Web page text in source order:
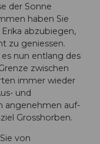
der Sonne
haben Sie
abzubiegen,
zu geniessen.
nun entlang des
zwischen
immer wieder
und
angenehmen auf-
Grosshorben.
von